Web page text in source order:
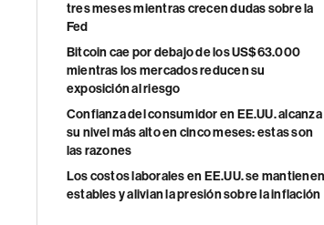
tres meses mientras crecen dudas sobre la
Fed
Bitcoin cae por debajo de los US$63.000
mientras los mercados reducen su
exposición al riesgo
Confianza del consumidor en EE.UU. alcanza
su nivel más alto en cinco meses: estas son
las razones
Los costos laborales en EE.UU. se mantienen
estables y alivian la presión sobre la inflación